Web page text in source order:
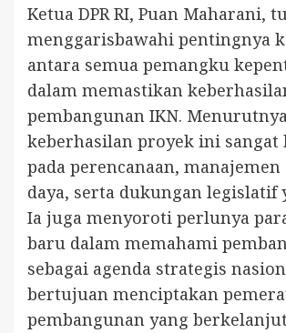
Ketua DPR RI, Puan Maharani,
menggarisbawahi pentingnya
antara semua pemangku
dalam memastikan
pembangunan IKN.
keberhasilan proyek ini sangat
pada perencanaan,
daya, serta dukungan legislatif
Ia juga menyoroti perlunya
baru dalam memahami
sebagai agenda strategis
bertujuan menciptakan
pembangunan yang